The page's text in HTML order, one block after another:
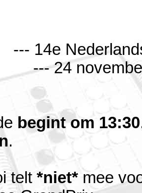
--- 14e
--- 24
begint om 13:30
.
telt *niet* mee